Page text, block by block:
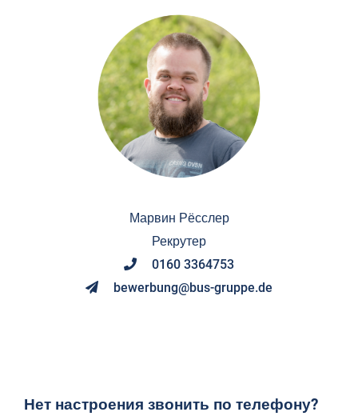
Марвин Рёсслер
Рекрутер
0160 3364753
bewerbung@bus-gruppe.de
Нет настроения звонить по телефону?